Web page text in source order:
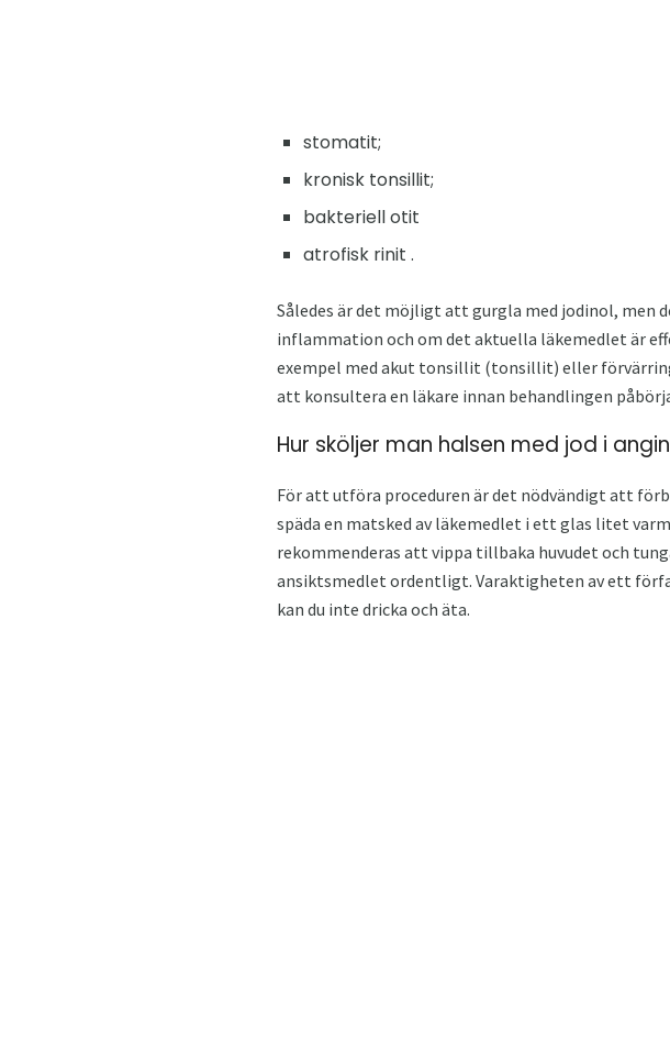
stomatit;
kronisk tonsillit;
bakteriell otit
atrofisk rinit .
Således är det möjligt att gurgla med jodinol, men
inflammation och om det aktuella läkemedlet är
exempel med akut tonsillit (tonsillit) eller
att konsultera en läkare innan behandlingen
Hur sköljer man halsen med jod i
För att utföra proceduren är det nödvändigt att
späda en matsked av läkemedlet i ett glas litet
rekommenderas att vippa tillbaka huvudet och
ansiktsmedlet ordentligt. Varaktigheten av ett
kan du inte dricka och äta.